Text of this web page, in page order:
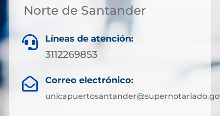
Norte de Santander
 Líneas de atención:
3112269853
 Correo electrónico: